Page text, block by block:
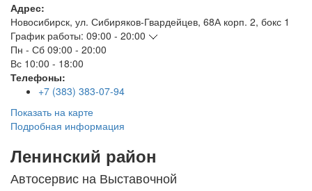
Адрес:
Новосибирск, ул. Сибиряков-Гвардейцев, 68А корп. 2, бокс 1
График работы: 09:00 - 20:00
Пн - Сб 09:00 - 20:00
Вс 10:00 - 18:00
Телефоны:
+7 (383) 383-07-94
Показать на карте
Подробная информация
Ленинский район
Автосервис на Выставочной